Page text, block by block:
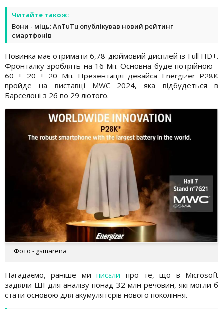
Читайте також:
Вони - міць: AnTuTu опублікував новий рейтинг
смартфонів
Новинка має отримати 6,78-дюймовий дисплей із Full HD+.
Фронталку зроблять на 16 Мп. Основна буде потрійною -
60 + 20 + 20 Мп. Презентація девайса Energizer P28K
пройде на виставці MWC 2024, яка відбудеться в
Барселоні з 26 по 29 лютого.
Фото - gsmarena
Нагадаємо, раніше миписали про те, що в Microsoft
задіяли ШІ для аналізу понад 32 млн речовин, які могли б
стати основою для акумуляторів нового покоління.